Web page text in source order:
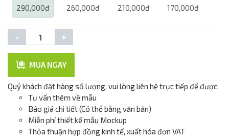
290,000đ 260,000đ 210,000đ 170,000đ
- +
MUA NGAY
Quý khách đặt hàng số lượng, vui lòng liên hệ trực tiếp để được:
Tư vấn thêm về mẫu
Báo giá chi tiết (Có thể bằng văn bản)
Miễn phí thiết kế mẫu Mockup
Thỏa thuận hợp đồng kinh tế, xuất hóa đơn VAT